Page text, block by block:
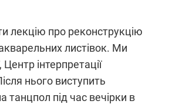
лекцію про реконструкцію
листівок. Ми
інтерпретації
нього виступить
танцпол під час вечірки в